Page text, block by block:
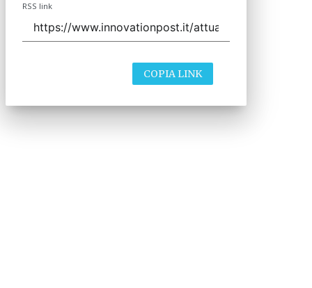
RSS link
COPIA LINK